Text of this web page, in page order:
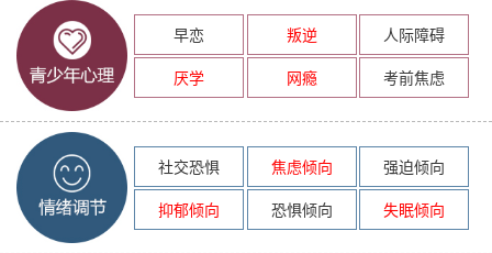
早恋 叛逆
人际障碍
厌学
网瘾 考前焦虑
社交恐惧 焦虑倾向
强迫倾向
抑郁倾向
恐惧倾向 失眠倾向